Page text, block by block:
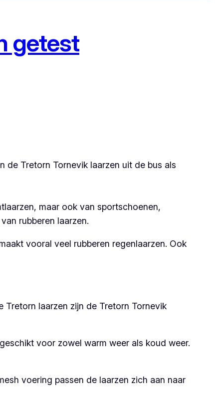
getest
de Tretorn Tornevik laarzen uit de bus als
maar ook van sportschoenen,
rubberen laarzen.
vooral veel rubberen regenlaarzen. Ook
laarzen zijn de Tretorn Tornevik
voor zowel warm weer als koud weer.
voering passen de laarzen zich aan naar